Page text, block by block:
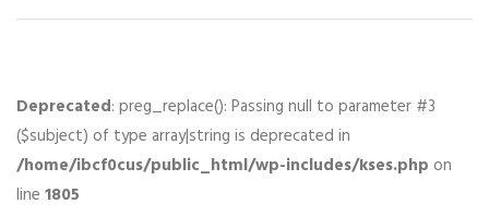
Deprecated: preg_replace(): Passing null to parameter #3
($subject) of type array|string is deprecated in
/home/ibcf0cus/public_html/wp-includes/kses.php on
line 1805